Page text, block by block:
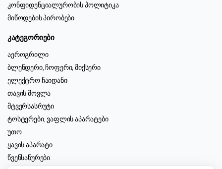
კონფიდენციალურობის პოლიტიკა
მიწოდების პირობები
კატეგორიები
აეროგრილი
ბლენდერი, ჩოფერი, მიქსერი
ელექტრო ჩაიდანი
თავის მოვლა
მტვერსასრუტი
ტოსტერები, ვაფლის აპარატები
უთო
ყავის აპარატი
წვენსაწურები